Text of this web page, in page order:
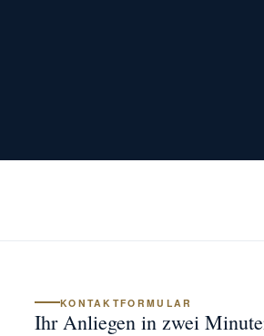
KONTAKTFORMULAR
Ihr Anliegen in zwei